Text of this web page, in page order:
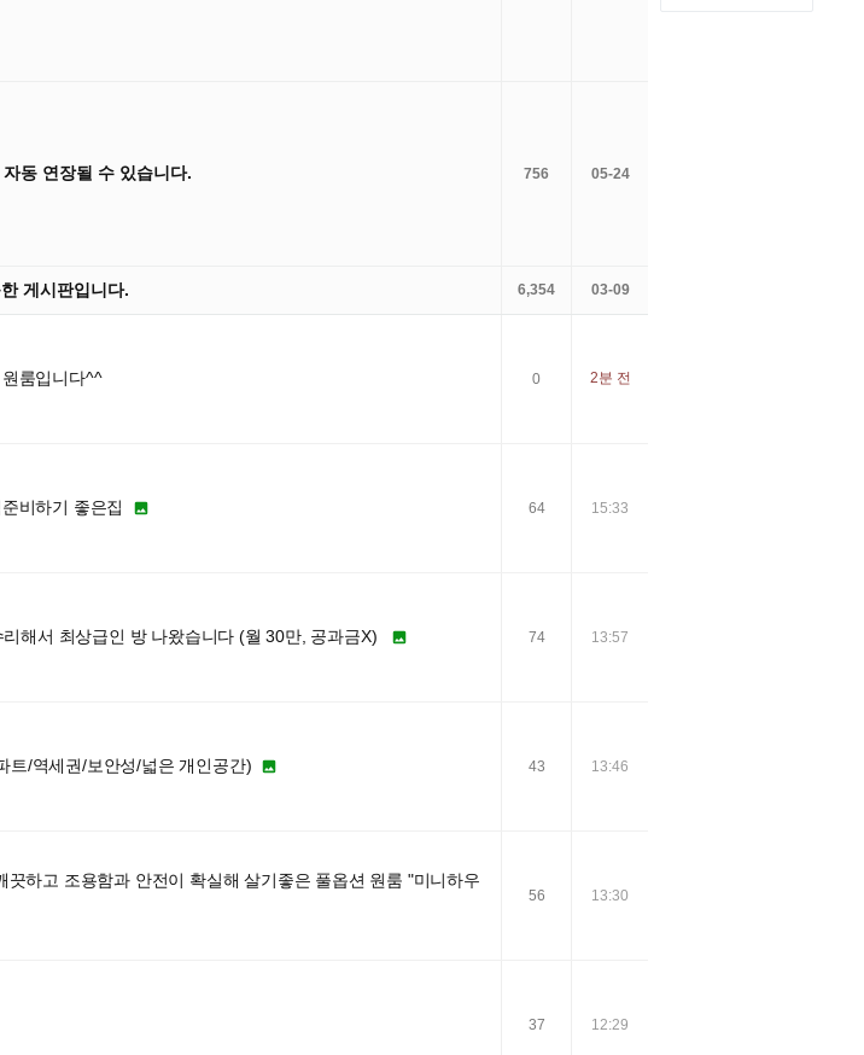
동 연장될 수 있습니다. 756 05-24
게시판입니다. 6,354 03-09
룸입니다^^ 0 2분 전
비하기 좋은집  64 15:33
해서 최상급인 방 나왔습니다 (월 30만, 공과금X)  74 13:57
트/역세권/보안성/넓은 개인공간)  43 13:46
하고 조용함과 안전이 확실해 살기좋은 풀옵션 원룸 "미니하우
56 13:30
37 12:29